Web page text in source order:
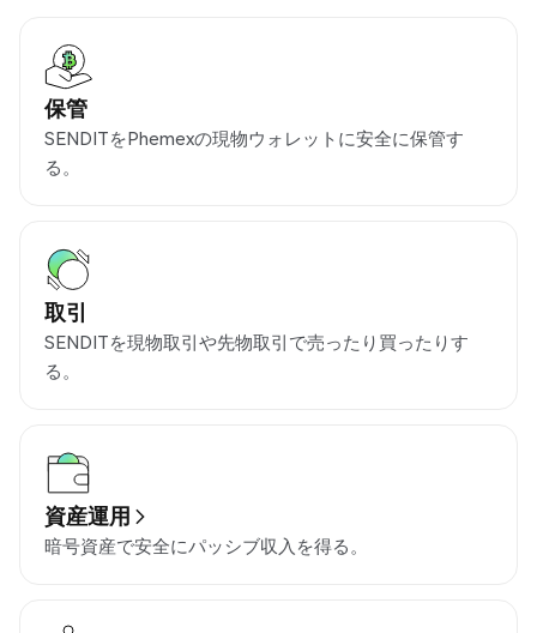
保管
SENDITをPhemexの現物ウォレットに安全に保管す
る。
取引
SENDITを現物取引や先物取引で売ったり買ったりす
る。
資産運用
暗号資産で安全にパッシブ収入を得る。